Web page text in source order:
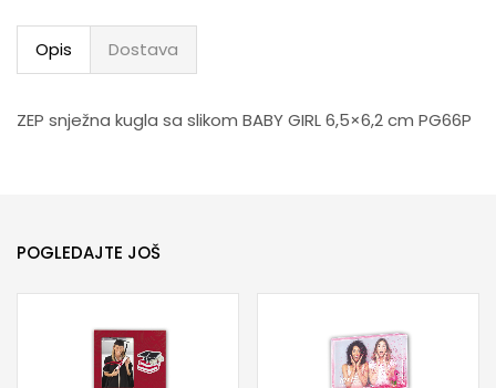
Opis Dostava
ZEP snježna kugla sa slikom BABY GIRL 6,5×6,2 cm PG66P
POGLEDAJTE JOŠ